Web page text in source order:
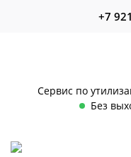
Сервис по
Без
+7